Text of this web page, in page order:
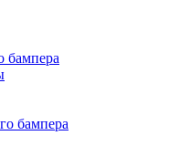
бампера
бампера